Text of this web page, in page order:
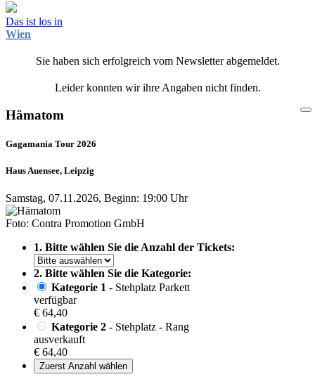
Das ist los in
Wien
Sie haben sich erfolgreich vom Newsletter abgemeldet.
Leider konnten wir ihre Angaben nicht finden.
Hämatom
Gagamania Tour 2026
Haus Auensee, Leipzig
Samstag, 07.11.2026, Beginn: 19:00 Uhr
Foto: Contra Promotion GmbH
1. Bitte wählen Sie die Anzahl der Tickets:
2. Bitte wählen Sie die Kategorie:
Kategorie 1 - Stehplatz Parkett
verfügbar
€ 64,40
Kategorie 2 - Stehplatz - Rang
ausverkauft
€ 64,40
Zuerst Anzahl wählen